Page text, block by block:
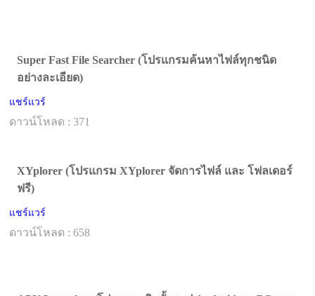
Super Fast File Searcher (โปรแกรมค้นหาไฟล์ทุกชนิด
อย่างละเอียด)
แชร์แวร์
ดาวน์โหลด : 371
XYplorer (โปรแกรม XYplorer จัดการไฟล์ และ โฟลเดอร์
ฟรี)
แชร์แวร์
ดาวน์โหลด : 658